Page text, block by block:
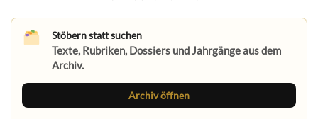
Stöbern statt suchen
Texte, Rubriken, Dossiers und Jahrgänge aus dem
Archiv.
Archiv öffnen